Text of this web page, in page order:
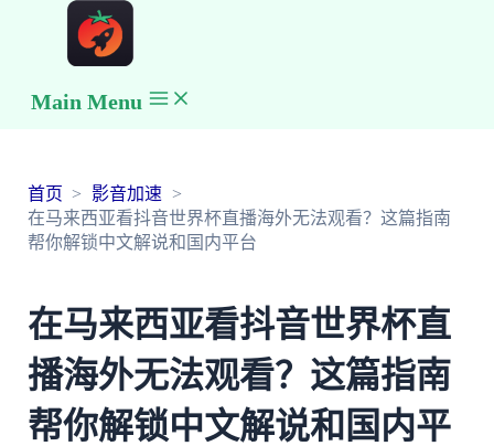
Main Menu
首页
影音加速
在马来西亚看抖音世界杯直播海外无法观看？这篇指南
帮你解锁中文解说和国内平台
在马来西亚看抖音世界杯直
播海外无法观看？这篇指南
帮你解锁中文解说和国内平